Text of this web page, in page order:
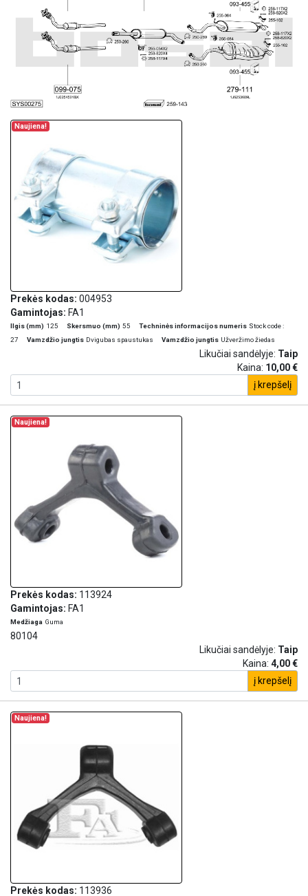
Naujiena!
Prekės kodas: 004953
Gamintojas: FA1
Ilgis (mm) 125 Skersmuo (mm) 55 Techninės informacijos numeris Stock code :
27
Vamzdžio jungtis Dvigubas spaustukas Vamzdžio jungtis Užveržimo žiedas
Likučiai sandėlyje: Taip
Kaina: 10,00 €
į krepšelį
Naujiena!
Prekės kodas: 113924
Gamintojas: FA1
Medžiaga Guma
80104
Likučiai sandėlyje: Taip
Kaina: 4,00 €
į krepšelį
Naujiena!
Prekės kodas: 113936